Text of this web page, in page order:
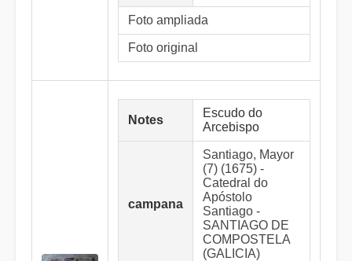
Foto ampliada
Foto original
Notes
Escudo do
Arcebispo
campana
Santiago, Mayor
(7) (1675) -
Catedral do
Apóstolo
Santiago -
SANTIAGO DE
COMPOSTELA
(GALICIA)